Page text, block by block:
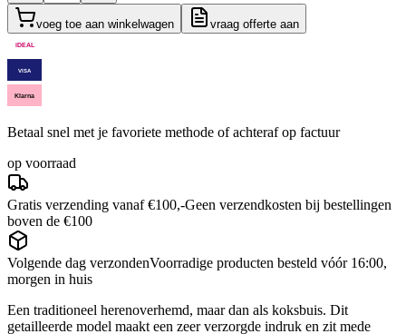
voeg toe aan winkelwagen vraag offerte aan
iDEAL
VISA
Klarna
Betaal snel met je favoriete methode of achteraf op factuur
op voorraad
Gratis verzending vanaf €100,-Geen verzendkosten bij bestellingen
boven de €100
Volgende dag verzondenVoorradige producten besteld vóór 16:00,
morgen in huis
Een traditioneel herenoverhemd, maar dan als koksbuis. Dit
getailleerde model maakt een zeer verzorgde indruk en zit mede